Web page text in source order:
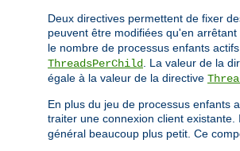
Deux directives permettent de fixer
peuvent être modifiées qu'en
le nombre de processus enfants
ThreadsPerChild
. La valeur de la
égale à la valeur de la directive
En plus du jeu de processus enfants
traiter une connexion client
général beaucoup plus petit. Ce